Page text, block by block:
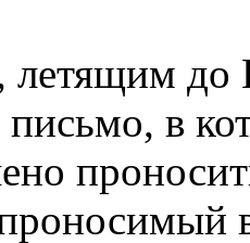
летящим
письмо, в